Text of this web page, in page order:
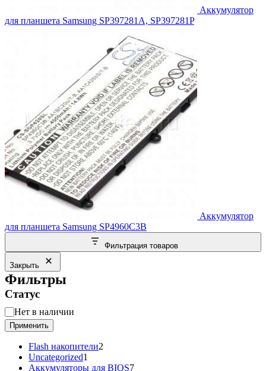
Аккумулятор
для планшета Samsung SP397281A, SP397281P
Аккумулятор
для планшета Samsung SP4960C3B
Фильтрация товаров
Закрыть
Фильтры
Статус
Статус
Нет в наличии
Применить
Flash накопители2
Uncategorized1
товар
Аккумуляторы для BIOS77